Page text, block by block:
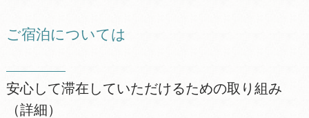
ご宿泊については
安心して滞在していただけるための取り組み
（詳細）